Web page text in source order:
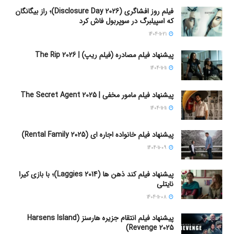
فیلم روز افشاگری (Disclosure Day 2026)؛ راز بیگانگان
که اسپیلبرگ در سوپربول فاش کرد
پیشنهاد فیلم مصادره (فیلم ریپ) | The Rip 2026
پیشنهاد فیلم مامور مخفی | The Secret Agent 2025
پیشنهاد فیلم خانواده اجاره‌ ای (Rental Family 2025)
پیشنهاد فیلم کند ذهن ها (Laggies 2014)؛ با بازی کیرا
نایتلی
پیشنهاد فیلم انتقام جزیره هارسنز (Harsens Island
Revenge 2025)